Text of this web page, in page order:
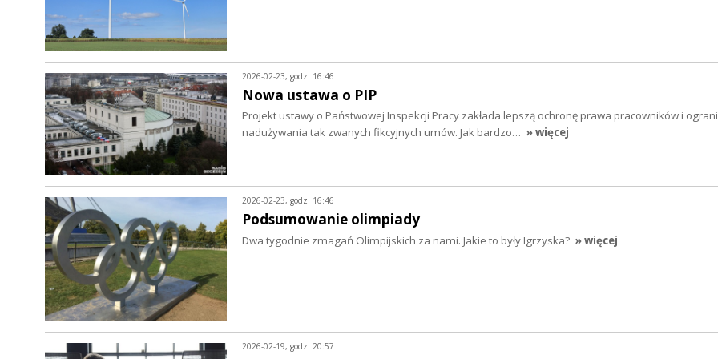
2026-02-23, godz. 16:46
Nowa ustawa o PIP
Projekt ustawy o Państwowej Inspekcji Pracy zakłada lepszą ochronę prawa pracowników i
nadużywania tak zwanych fikcyjnych umów. Jak bardzo… » więcej
2026-02-23, godz. 16:46
Podsumowanie olimpiady
Dwa tygodnie zmagań Olimpijskich za nami. Jakie to były Igrzyska? » więcej
2026-02-19, godz. 20:57